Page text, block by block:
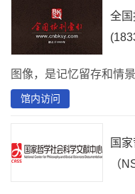
全
馆内访问
国
（